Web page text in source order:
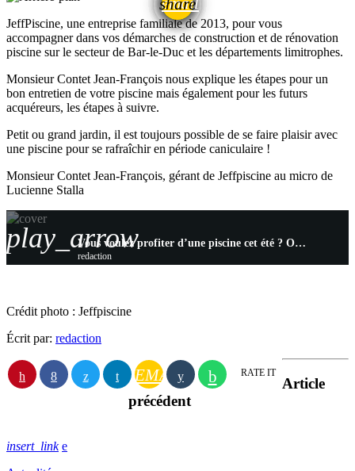
share
JeffPiscine, une entreprise familiale de 2013, pour vous
accompagner dans vos démarches de construction et de rénovation
piscine sur le secteur de Bar-le-Duc et les départements limitrophes.
Monsieur Contet Jean-François nous explique les étapes pour un
bon entretien de votre piscine mais également pour les futurs
acquéreurs, les étapes à suivre.
Petit ou grand jardin, il est toujours possible de se faire plaisir avec
une piscine pour se rafraîchir en période caniculaire !
Monsieur Contet Jean-François, gérant de Jeffpiscine au micro de
Lucienne Stalla
play_arrow Vous voulez profiter d’une piscine cet été ? On en parle avec JeffPiscine !
redaction
Crédit photo : Jeffpiscine
Écrit par: redaction
EMAIL RATE IT
Article
précédent
insert_link